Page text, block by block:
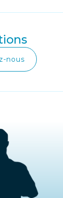
nous